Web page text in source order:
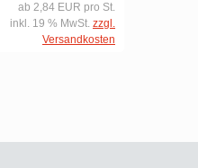
ab 2,84 EUR pro St.
inkl. 19 % MwSt. zzgl.
Versandkosten